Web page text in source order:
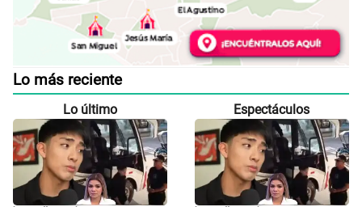
Lo más reciente
Lo último Espectáculos